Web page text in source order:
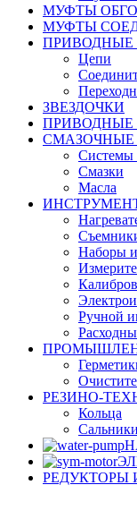
МУФТЫ
МУФТЫ
ПРИВОДНЫЕ
Цепи
ЗВЕЗДОЧКИ
ПРИВОДНЫЕ
Системы
Смазки
Масла
Наборы
Ручной
РЕЗИНО-
Кольца
РЕДУКТОРЫ